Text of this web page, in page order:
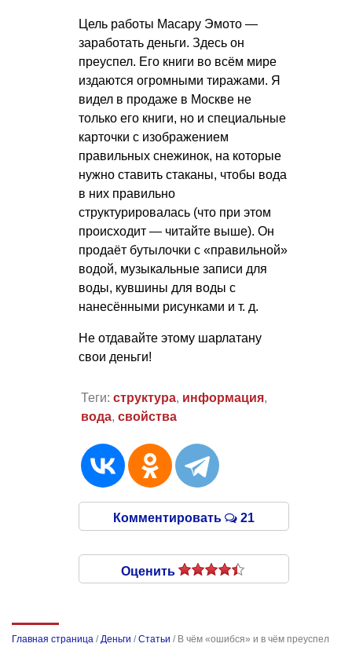
Цель работы Масару Эмото —
заработать деньги. Здесь он
преуспел. Его книги во всём мире
издаются огромными тиражами. Я
видел в продаже в Москве не
только его книги, но и специальные
карточки с изображением
правильных снежинок, на которые
нужно ставить стаканы, чтобы вода
в них правильно
структурировалась (что при этом
происходит — читайте выше). Он
продаёт бутылочки с «правильной»
водой, музыкальные записи для
воды, кувшины для воды с
нанесёнными рисунками и т. д.
Не отдавайте этому шарлатану
свои деньги!
Теги: структура, информация,
вода, свойства
Комментировать 21
Оценить
Главная страница /Деньги /Статьи / В чём «ошибся» и в чём преуспел